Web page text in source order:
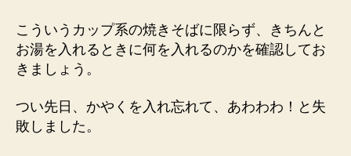
こういうカップ系の焼きそばに限らず、きちんと
お湯を入れるときに何を入れるのかを確認してお
きましょう。
つい先日、かやくを入れ忘れて、あわわわ！と失
敗しました。